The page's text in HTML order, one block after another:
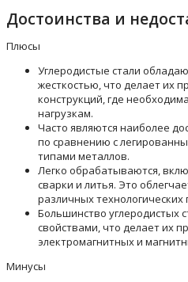
Достоинства и
Плюсы
Углеродистые стали
жесткостью, что делает их
конструкций, где
нагрузкам.
Часто являются наиболее
по сравнению с
типами металлов.
Легко обрабатываются,
сварки и литья. Это
различных технологических
Большинство углеродистых
свойствами, что делает их
электромагнитных и
Минусы